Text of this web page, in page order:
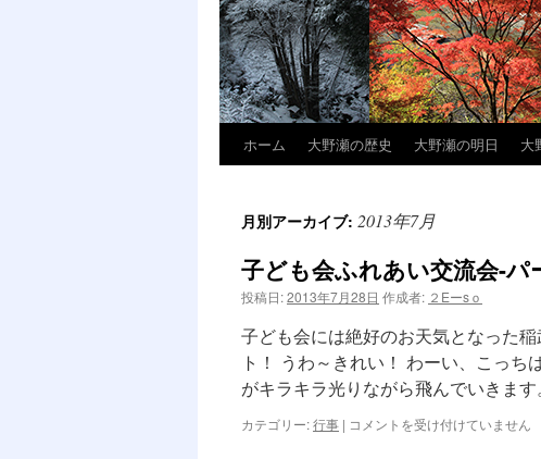
テ
ン
ス
ホーム 大野瀬の歴史 大野瀬の明日 大
月別アーカイブ: 2013年7月
子ども会ふれあい交流会-パ
投稿日:2013年7月28日 作成者: ２Eーsｏ
子ども会には絶好のお天気となった
ト！ うわ～きれい！ わーい、こっ
がキラキラ光りながら飛んでいきま
カテゴリー:行事 | 子
コメントを受け付けていません